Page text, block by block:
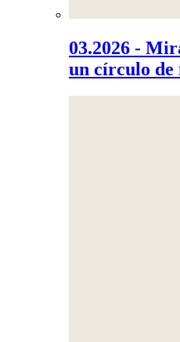
03.2026 -
un círculo de